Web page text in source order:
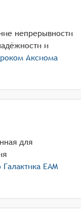
непрерывности
и
Аксиома
для
Галактика EAM